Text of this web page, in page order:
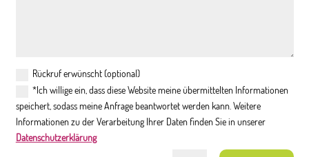
Rückruf erwünscht (optional)
*Ich willige ein, dass diese Website meine übermittelten Informationen
speichert, sodass meine Anfrage beantwortet werden kann. Weitere
Informationen zu der Verarbeitung Ihrer Daten finden Sie in unserer
Datenschutzerklärung